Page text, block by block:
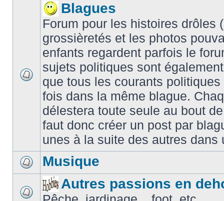
Blagues
Forum pour les histoires drôles
grossièretés et les photos
enfants regardent parfois le
sujets politiques sont
que tous les courants
fois dans la même blague.
délestera toute seule au bout
faut donc créer un post par
unes à la suite des autres dans
Musique
Autres passions en